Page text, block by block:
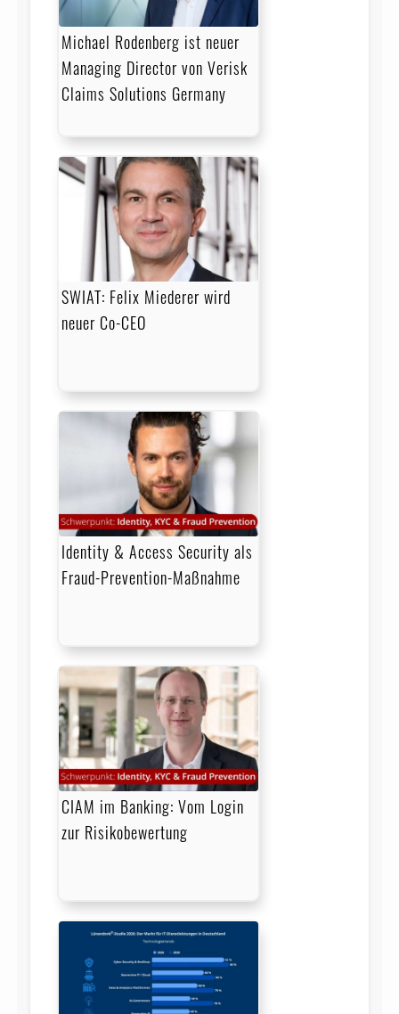
Michael Rodenberg ist neuer
Managing Director von Verisk
Claims Solutions Germany
SWIAT: Felix Miederer wird
neuer Co-CEO
Identity & Access Security als
Fraud-Prevention-Maßnahme
CIAM im Banking: Vom Login
zur Risikobewertung